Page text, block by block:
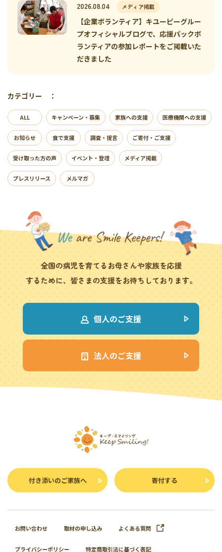
2026.08.04 メディア掲載
【企業ボランティア】キユーピーグルー
プオフィシャルブログで、応援パックボ
ランティアの参加レポートをご掲載いた
だきました
カテゴリー ：
ALL キャンペーン・募集 家族への支援 医療機関への支援
お知らせ 食で支援 調査・提言 ご寄付・ご支援
受け取った方の声 イベント・登壇 メディア掲載
プレスリリース メルマガ
全国の病児を育てるお母さんや家族を応援
するために、皆さまの支援をお待ちしております。
個人のご支援
法人のご支援
付き添いのご家族へ 寄付する
お問い合わせ 取材の申し込み よくある質問
プライバシーポリシー 特定商取引法に基づく表記